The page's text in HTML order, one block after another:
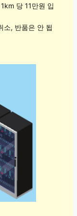
당 11만원 입
소, 반품은 안 됩